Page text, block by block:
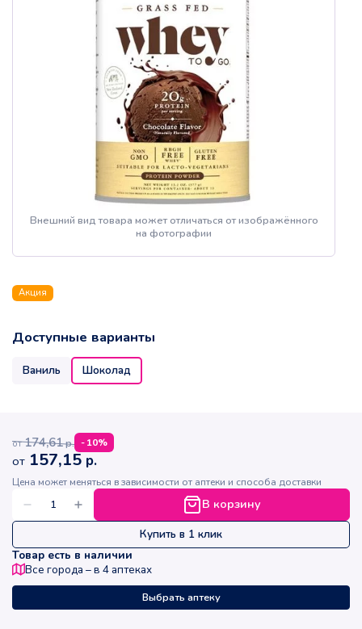
Внешний вид товара может отличаться от изображённого
на фотографии
Акция
Доступные варианты
Ваниль Шоколад
от 174,61р. -10%
от 157,15 р.
Цена может меняться в зависимости от аптеки и способа доставки
В корзину
Купить в 1 клик
Товар есть в наличии
Все города – в 4 аптеках
Выбрать аптеку